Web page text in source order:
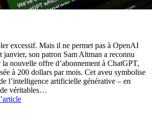
excessif. Mais il ne permet pas à OpenAI
janvier, son patron Sam Altman a reconnu
la nouvelle offre d’abonnement à ChatGPT,
à 200 dollars par mois. Cet aveu symbolise
l’intelligence artificielle générative – en
de véritables…